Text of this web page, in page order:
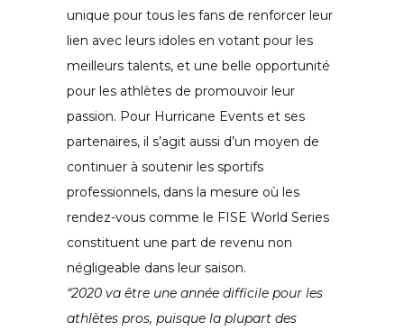
unique pour tous les fans de renforcer leur
lien avec leurs idoles en votant pour les
meilleurs talents, et une belle opportunité
pour les athlètes de promouvoir leur
passion. Pour Hurricane Events et ses
partenaires, il s’agit aussi d’un moyen de
continuer à soutenir les sportifs
professionnels, dans la mesure où les
rendez-vous comme le FISE World Series
constituent une part de revenu non
négligeable dans leur saison.
“2020 va être une année difficile pour les
athlètes pros, puisque la plupart des